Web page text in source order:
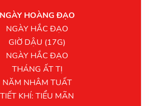
NGÀY HOÀNG ĐẠO
NGÀY HẮC ĐẠO
GIỜ DẬU (17G)
NGÀY HẮC ĐẠO
THÁNG ẤT TỊ
NĂM NHÂM TUẤT
TIẾT KHÍ: TIỂU MÃN